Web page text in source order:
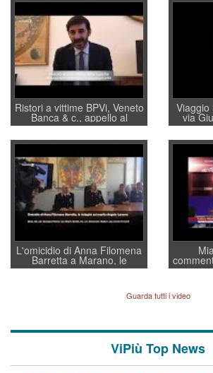
Ristori a vittime BPVi, Veneto
Banca & c., appello al
sottosegretario Alessio
Villarosa: per mettere ordine
convochi con Di Maio CNCU
a supporto della cabina di
regia al Mef
Viaggio
via
Vicenza
un
L'omicidio di Anna Filomena
Barretta a Marano, le
indagini dei carabinieri di
quelle di... Barbara D'UrsoGuarda tutti i video
ViPiù Top News